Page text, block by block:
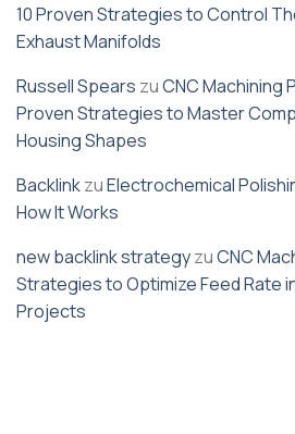
10 Proven Strategies to Control
Exhaust Manifolds
Russell Spears zuCNC Machining
Proven Strategies to Master
Housing Shapes
BacklinkzuElectrochemical
How It Works
new backlink strategyzuCNC
Strategies to Optimize Feed Rate
Projects